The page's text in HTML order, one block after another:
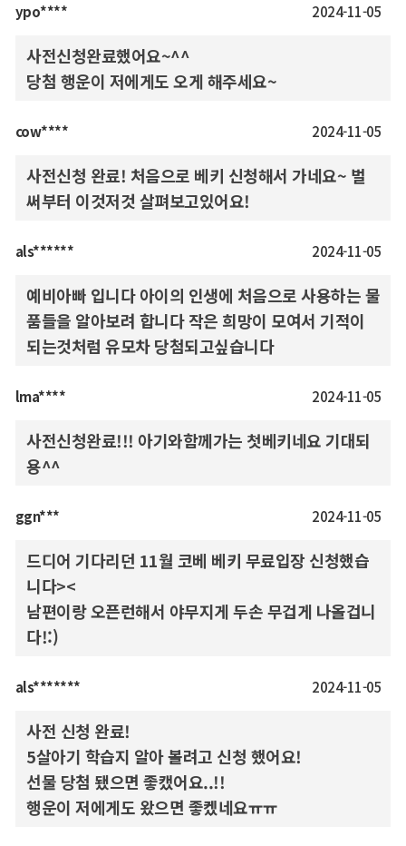
ypo**** 2024-11-05
사전신청완료했어요~^^
당첨 행운이 저에게도 오게 해주세요~
cow**** 2024-11-05
사전신청 완료! 처음으로 베키 신청해서 가네요~ 벌
써부터 이것저것 살펴보고있어요!
als****** 2024-11-05
예비아빠 입니다 아이의 인생에 처음으로 사용하는 물
품들을 알아보려 합니다 작은 희망이 모여서 기적이
되는것처럼 유모차 당첨되고싶습니다
lma**** 2024-11-05
사전신청완료!!! 아기와함께가는 첫베키네요 기대되
용^^
ggn*** 2024-11-05
드디어 기다리던 11월 코베 베키 무료입장 신청했습
니다><
남편이랑 오픈런해서 야무지게 두손 무겁게 나올겁니
다!:)
als******* 2024-11-05
사전 신청 완료!
5살아기 학습지 알아 볼려고 신청 했어요!
선물 당첨 됐으면 좋캤어요..!!
행운이 저에게도 왔으면 좋켔네요ㅠㅠ